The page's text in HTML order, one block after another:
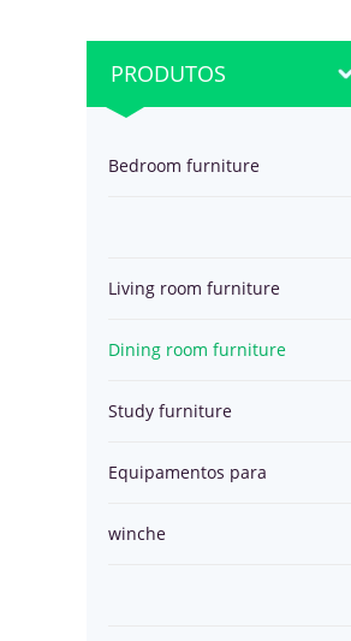
PRODUTOS
Bedroom furniture
Living room furniture
Dining room furniture
Study furniture
Equipamentos para
lançamento de OPGW
winche